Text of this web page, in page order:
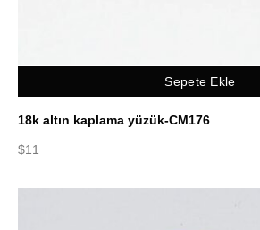
Sepete Ekle
18k altın kaplama yüzük-CM176
$11